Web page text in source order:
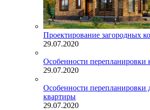
Проектирование загородных
29.07.2020
Особенности перепланировки
29.07.2020
Особенности перепланировки
квартиры
29.07.2020